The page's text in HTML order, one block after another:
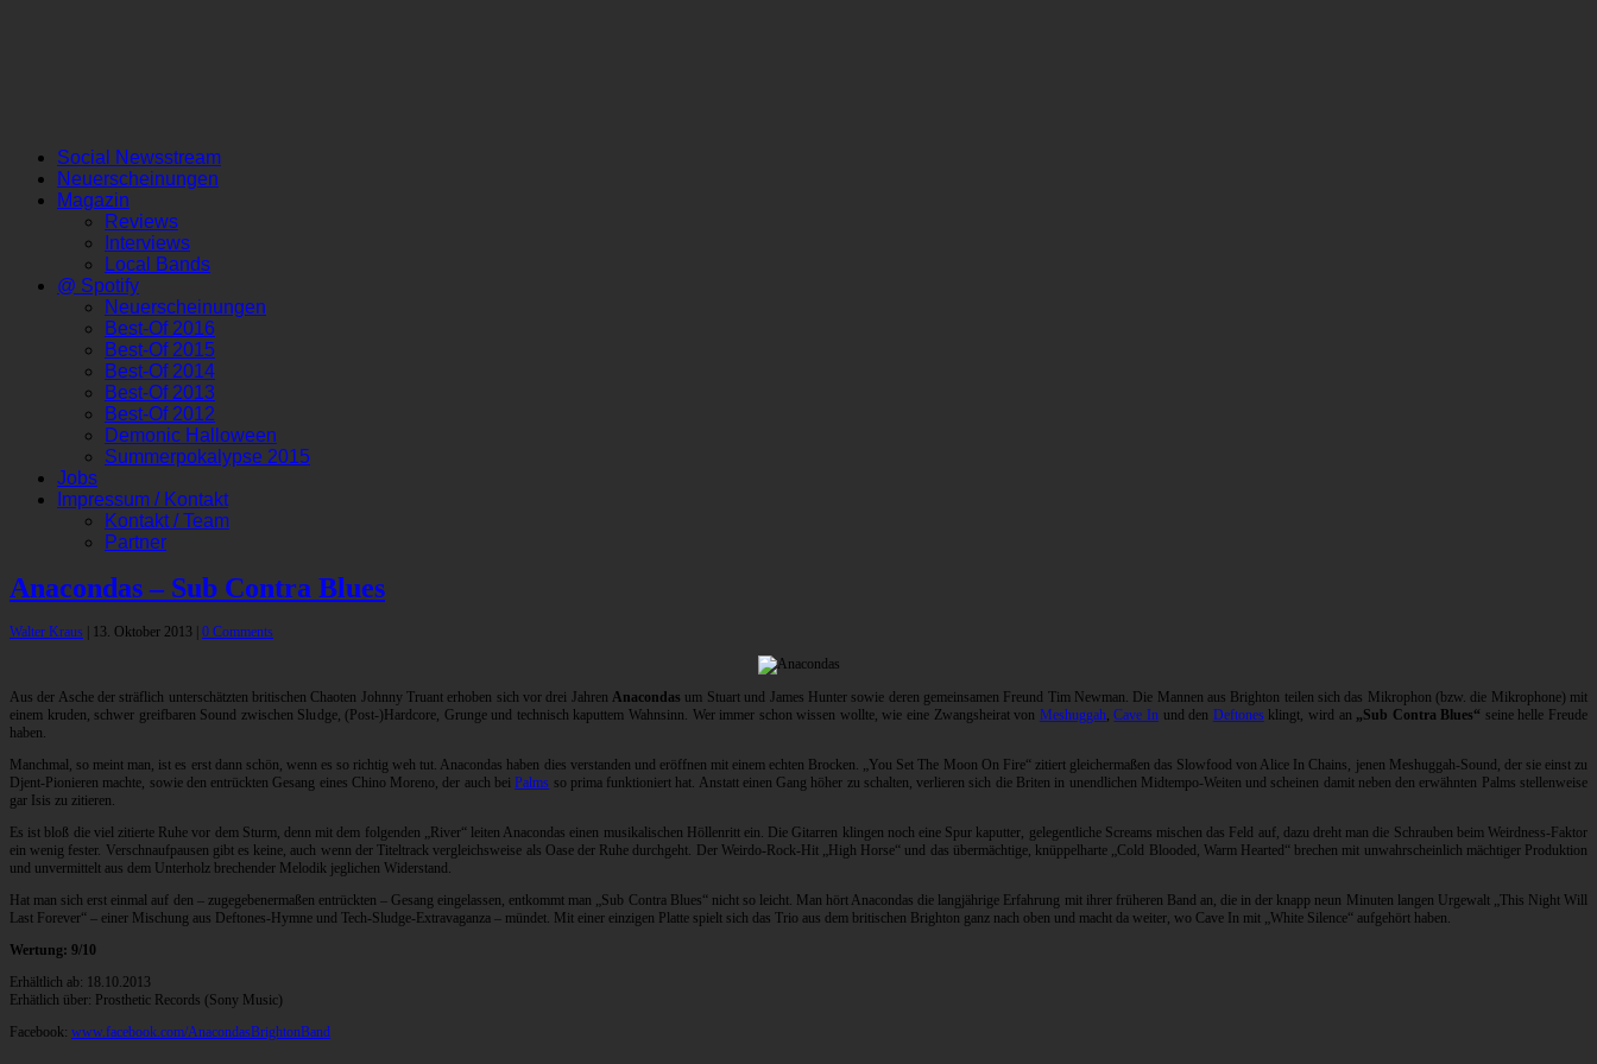
Social Newsstream
Neuerscheinungen
Magazin
Reviews
Interviews
Local Bands
@ Spotify
Neuerscheinungen
Best-Of 2016
Best-Of 2015
Best-Of 2014
Best-Of 2013
Best-Of 2012
Demonic Halloween
Summerpokalypse 2015
Jobs
Impressum / Kontakt
Kontakt / Team
Partner
Anacondas – Sub Contra Blues
Walter Kraus 13. Oktober 2013 0 Comments
Aus der Asche der sträflich unterschätzten britischen Chaoten Johnny Truant erhoben sich vor drei JahrenAnacondas um Stuart und James Hunter sowie deren gemeinsamen Freund Tim Newman. Die Mannen aus Brighton teilen sich das Mikrophon (bzw. die Mikrophone) mit
einem kruden, schwer greifbaren Sound zwischen Sludge, (Post-)Hardcore, Grunge und technisch kaputtem Wahnsinn. Wer immer schon wissen wollte, wie eine Zwangsheirat von Meshuggah,Cave In und den Deftonesklingt, wird an „Sub Contra Blues“ seine helle Freude
haben.
Manchmal, so meint man, ist es erst dann schön, wenn es so richtig weh tut. Anacondas haben dies verstanden und eröffnen mit einem echten Brocken. „You Set The Moon On Fire“ zitiert gleichermaßen das Slowfood von Alice In Chains, jenen Meshuggah-Sound, der sie einst zu
Djent-Pionieren machte, sowie den entrückten Gesang eines Chino Moreno, der auch beiPalms so prima funktioniert hat. Anstatt einen Gang höher zu schalten, verlieren sich die Briten in unendlichen Midtempo-Weiten und scheinen damit neben den erwähnten Palms stellenweise
gar Isis zu zitieren.
Es ist bloß die viel zitierte Ruhe vor dem Sturm, denn mit dem folgenden „River“ leiten Anacondas einen musikalischen Höllenritt ein. Die Gitarren klingen noch eine Spur kaputter, gelegentliche Screams mischen das Feld auf, dazu dreht man die Schrauben beim Weirdness-Faktor
ein wenig fester. Verschnaufpausen gibt es keine, auch wenn der Titeltrack vergleichsweise als Oase der Ruhe durchgeht. Der Weirdo-Rock-Hit „High Horse“ und das übermächtige, knüppelharte „Cold Blooded, Warm Hearted“ brechen mit unwahrscheinlich mächtiger Produktion
und unvermittelt aus dem Unterholz brechender Melodik jeglichen Widerstand.
Hat man sich erst einmal auf den – zugegebenermaßen entrückten – Gesang eingelassen, entkommt man „Sub Contra Blues“ nicht so leicht. Man hört Anacondas die langjährige Erfahrung mit ihrer früheren Band an, die in der knapp neun Minuten langen Urgewalt „This Night Will
Last Forever“ – einer Mischung aus Deftones-Hymne und Tech-Sludge-Extravaganza – mündet. Mit einer einzigen Platte spielt sich das Trio aus dem britischen Brighton ganz nach oben und macht da weiter, wo Cave In mit „White Silence“ aufgehört haben.
Wertung: 9/10
Erhältlich ab: 18.10.2013
Erhätlich über: Prosthetic Records (Sony Music)
Facebook: www.facebook.com/AnacondasBrightonBand